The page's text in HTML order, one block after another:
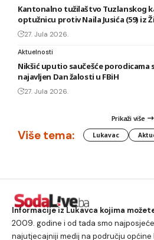
Kantonalno tužilaštvo Tuzlanskog
optužnicu protiv Naila Jusića (59) iz
27. Jula 2026.
Aktuelnosti
Nikšić uputio saučešće porodicama
najavljen Dan žalosti u FBiH
27. Jula 2026.
Prikaži više
Više tema: Lukavac
Informacije iz Lukavca kojima
2009. godine i od tada smo
najutjecajniji medij na području općine